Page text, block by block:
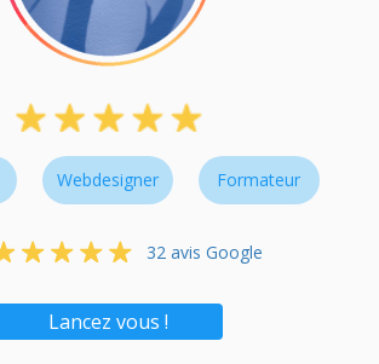
Webdesigner Formateur
32 avis Google
Lancez vous !